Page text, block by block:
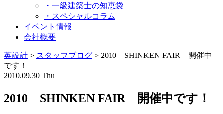
・一級建築士の知恵袋
・スペシャルコラム
イベント情報
会社概要
英設計 > スタッフブログ > 2010 SHINKEN FAIR 開催中
です！
2010.09.30 Thu
2010 SHINKEN FAIR 開催中です！